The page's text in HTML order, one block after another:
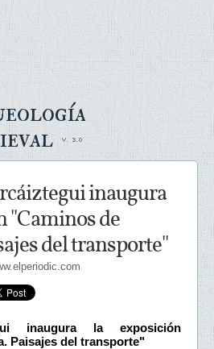
inaugura
"Caminos de
del transporte"
inaugura la exposición
Paisajes del transporte"